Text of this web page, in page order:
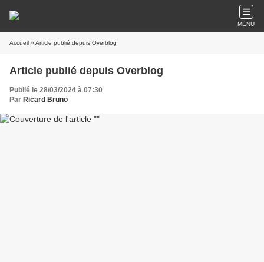
MENU
Accueil » Article publié depuis Overblog
Article publié depuis Overblog
Publié le 28/03/2024 à 07:30
Par Ricard Bruno